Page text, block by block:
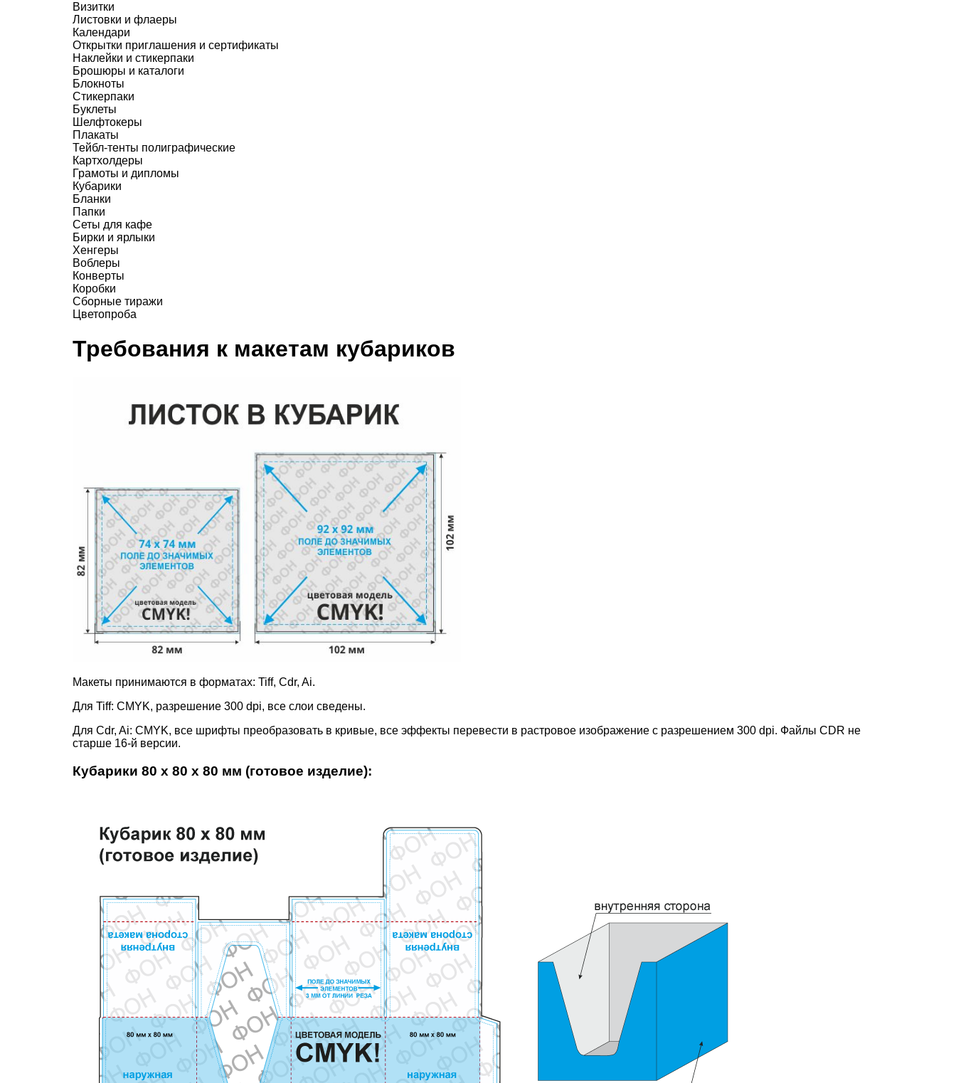
Визитки
Листовки и флаеры
Календари
Открытки приглашения и сертификаты
Наклейки и стикерпаки
Брошюры и каталоги
Блокноты
Стикерпаки
Буклеты
Шелфтокеры
Плакаты
Тейбл-тенты полиграфические
Картхолдеры
Грамоты и дипломы
Кубарики
Бланки
Папки
Сеты для кафе
Бирки и ярлыки
Хенгеры
Воблеры
Конверты
Коробки
Сборные тиражи
Цветопроба
Требования к макетам кубариков
Макеты принимаются в форматах: Tiff, Cdr, Ai.
Для Tiff: CMYK, разрешение 300 dpi, все слои сведены.
Для Cdr, Ai: CMYK, все шрифты преобразовать в кривые, все эффекты перевести в растровое изображение с разрешением 300 dpi. Файлы CDR не
старше 16-й версии.
Кубарики 80 х 80 х 80 мм (готовое изделие):